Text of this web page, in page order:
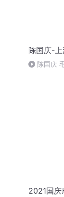
陈国庆-
陈国庆
2021国庆